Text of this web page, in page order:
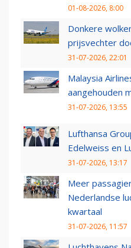
01-08-2026, 8:00
Donkere
prijsvechter
31-07-2026, 22:01
Malaysia
aangehouden
31-07-2026, 13:55
Lufthansa
Edelweiss en
31-07-2026, 13:17
Meer
Nederlandse
kwartaal
31-07-2026, 11:57